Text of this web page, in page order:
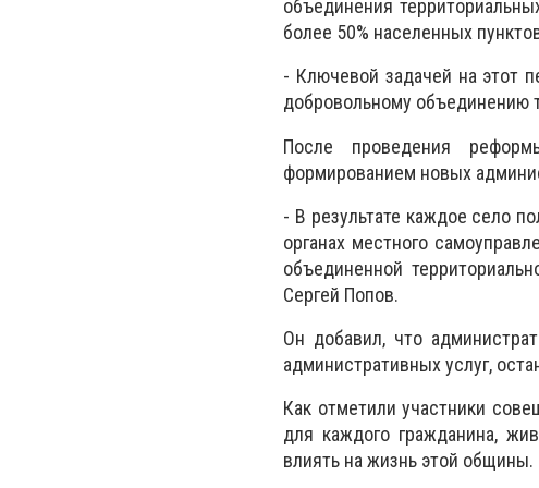
объединения
более 50% населенных
- Ключевой задачей на этот
добровольному объединению
После проведения
формированием новых
- В результате каждое село
органах местного
объединенной
Сергей Попов.
Он добавил, что
административных услуг,
Как отметили участники
для каждого гражданина,
влиять на жизнь этой общины.